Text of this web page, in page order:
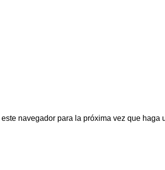
navegador para la próxima vez que haga